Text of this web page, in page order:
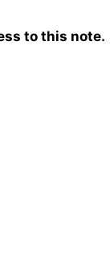
to this note.